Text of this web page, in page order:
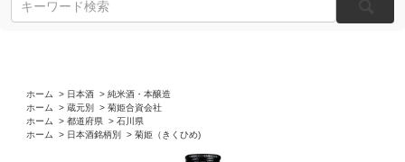
ホーム > 日本酒 > 純米酒・本醸造
ホーム
> 蔵元別 > 菊姫合資会社
ホーム
> 都道府県 > 石川県
ホーム
> 日本酒銘柄別 > 菊姫（きくひめ)